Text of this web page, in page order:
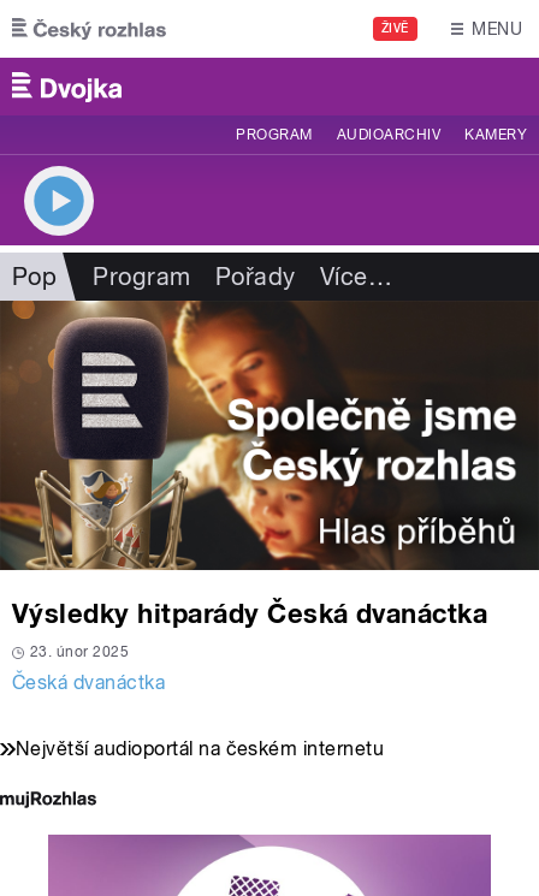
Přejít k hlavnímu obsahu
ŽIVĚ MENU
PROGRAM AUDIOARCHIV KAMERY
Pop Program Pořady Více…
Výsledky hitparády Česká dvanáctka
23. únor 2025
Česká dvanáctka
Největší audioportál na českém internetu